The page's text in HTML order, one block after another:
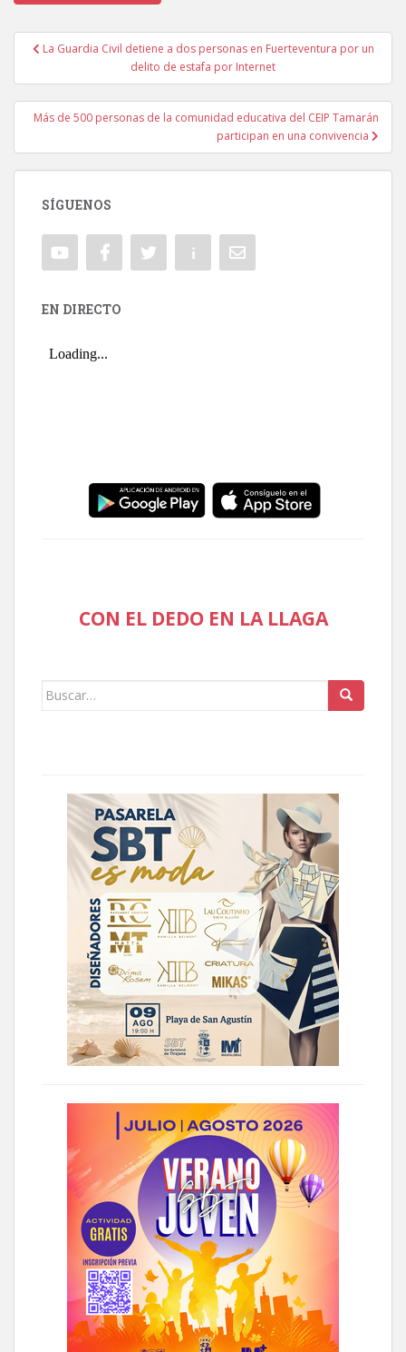
Navegación de entradas
La Guardia Civil detiene a dos personas en Fuerteventura por un
delito de estafa por Internet
Más de 500 personas de la comunidad educativa del CEIP Tamarán
participan en una convivencia
SÍGUENOS
EN DIRECTO
CON EL DEDO EN LA LLAGA
Buscar: